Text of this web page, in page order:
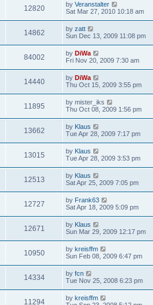
12820 by Veranstalter
Sat Mar 27, 2010 10:18 am
14862 by zatt
Sun Dec 13, 2009 11:08 pm
84002 by DiWa
Fri Nov 20, 2009 7:30 am
14440 by DiWa
Thu Oct 15, 2009 3:55 pm
11895 by mister_iks
Thu Oct 08, 2009 1:56 pm
13662 by Klaus
Tue Apr 28, 2009 7:17 pm
13015 by Klaus
Tue Apr 28, 2009 3:53 pm
12513 by Klaus
Sat Apr 25, 2009 7:05 pm
12727 by Frank63
Sat Apr 18, 2009 5:09 pm
12671 by Klaus
Sun Mar 29, 2009 12:17 pm
10950 by kreisffm
Sun Feb 08, 2009 6:47 pm
14334 by fcn
Tue Nov 25, 2008 6:23 pm
11294 by kreisffm